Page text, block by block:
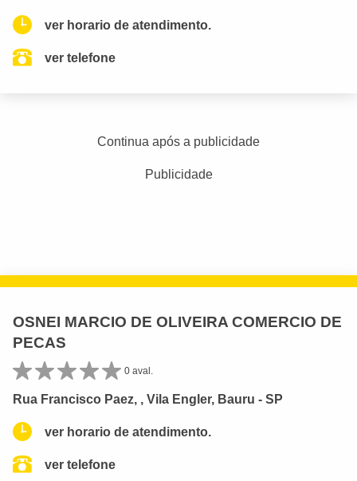
ver horario de atendimento.
ver telefone
Continua após a publicidade
Publicidade
OSNEI MARCIO DE OLIVEIRA COMERCIO DE
PECAS
0 aval.
Rua Francisco Paez, , Vila Engler, Bauru - SP
ver horario de atendimento.
ver telefone